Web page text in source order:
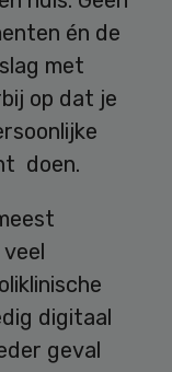
én de
met
op dat je
doen.
digitaal
geval